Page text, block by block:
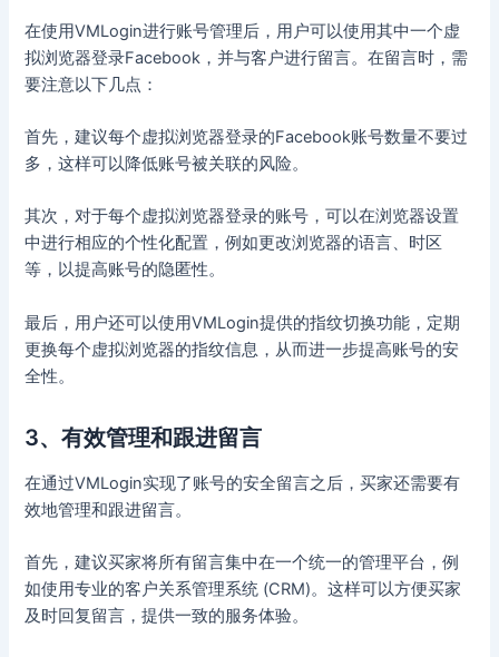
在使用VMLogin进行账号管理后，用户可以使用其中一个虚
拟浏览器登录Facebook，并与客户进行留言。在留言时，需
要注意以下几点：
首先，建议每个虚拟浏览器登录的Facebook账号数量不要过
多，这样可以降低账号被关联的风险。
其次，对于每个虚拟浏览器登录的账号，可以在浏览器设置
中进行相应的个性化配置，例如更改浏览器的语言、时区
等，以提高账号的隐匿性。
最后，用户还可以使用VMLogin提供的指纹切换功能，定期
更换每个虚拟浏览器的指纹信息，从而进一步提高账号的安
全性。
3、有效管理和跟进留言
在通过VMLogin实现了账号的安全留言之后，买家还需要有
效地管理和跟进留言。
首先，建议买家将所有留言集中在一个统一的管理平台，例
如使用专业的客户关系管理系统 (CRM)。这样可以方便买家
及时回复留言，提供一致的服务体验。